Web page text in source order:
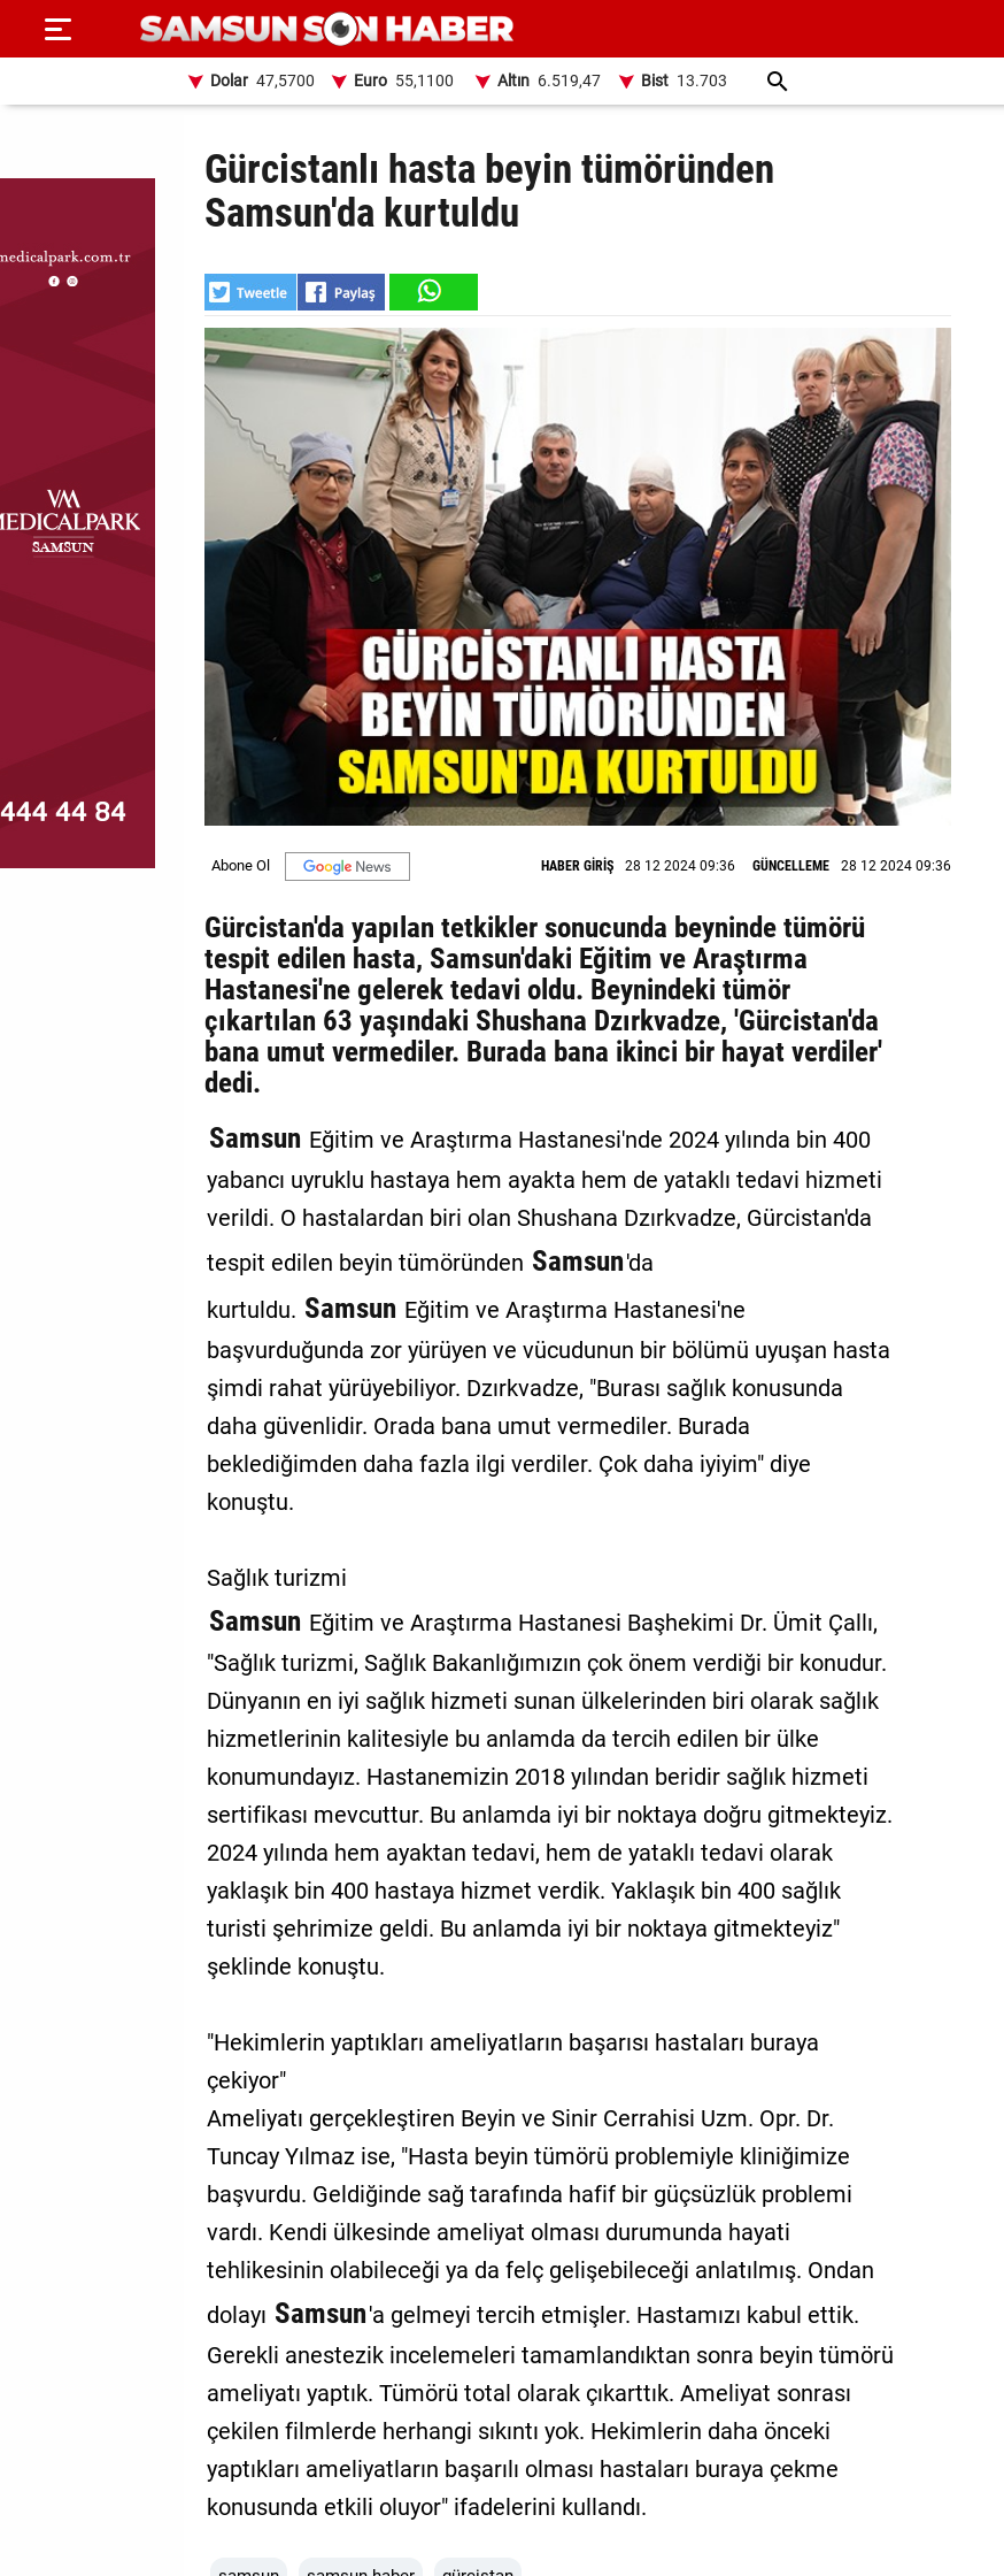
SAYFA
HABER
DÜNYA
MAGAZİN
Künye
İletişim
Dolar 47,5700 Euro 55,1100 Altın 6.519,47 Bist 13.703
Gürcistanlı hasta beyin tümöründen
Samsun'da kurtuldu
HABER GİRİŞ 28 12 2024 09:36 GÜNCELLEME 28 12 2024 09:36
Gürcistan'da yapılan tetkikler sonucunda beyninde tümörü
tespit edilen hasta, Samsun'daki Eğitim ve Araştırma
Hastanesi'ne gelerek tedavi oldu. Beynindeki tümör
çıkartılan 63 yaşındaki Shushana Dzırkvadze, 'Gürcistan'da
bana umut vermediler. Burada bana ikinci bir hayat verdiler'
dedi.
Samsun Eğitim ve Araştırma Hastanesi'nde 2024 yılında bin 400
yabancı uyruklu hastaya hem ayakta hem de yataklı tedavi hizmeti
verildi. O hastalardan biri olan Shushana Dzırkvadze, Gürcistan'da
tespit edilen beyin tümöründen Samsun'da
kurtuldu. Samsun Eğitim ve Araştırma Hastanesi'ne
başvurduğunda zor yürüyen ve vücudunun bir bölümü uyuşan hasta
şimdi rahat yürüyebiliyor. Dzırkvadze, "Burası sağlık konusunda
daha güvenlidir. Orada bana umut vermediler. Burada
beklediğimden daha fazla ilgi verdiler. Çok daha iyiyim" diye
konuştu.
Sağlık turizmi
Samsun Eğitim ve Araştırma Hastanesi Başhekimi Dr. Ümit Çallı,
"Sağlık turizmi, Sağlık Bakanlığımızın çok önem verdiği bir konudur.
Dünyanın en iyi sağlık hizmeti sunan ülkelerinden biri olarak sağlık
hizmetlerinin kalitesiyle bu anlamda da tercih edilen bir ülke
konumundayız. Hastanemizin 2018 yılından beridir sağlık hizmeti
sertifikası mevcuttur. Bu anlamda iyi bir noktaya doğru gitmekteyiz.
2024 yılında hem ayaktan tedavi, hem de yataklı tedavi olarak
yaklaşık bin 400 hastaya hizmet verdik. Yaklaşık bin 400 sağlık
turisti şehrimize geldi. Bu anlamda iyi bir noktaya gitmekteyiz"
şeklinde konuştu.
"Hekimlerin yaptıkları ameliyatların başarısı hastaları buraya
çekiyor"
Ameliyatı gerçekleştiren Beyin ve Sinir Cerrahisi Uzm. Opr. Dr.
Tuncay Yılmaz ise, "Hasta beyin tümörü problemiyle kliniğimize
başvurdu. Geldiğinde sağ tarafında hafif bir güçsüzlük problemi
vardı. Kendi ülkesinde ameliyat olması durumunda hayati
tehlikesinin olabileceği ya da felç gelişebileceği anlatılmış. Ondan
dolayı Samsun'a gelmeyi tercih etmişler. Hastamızı kabul ettik.
Gerekli anestezik incelemeleri tamamlandıktan sonra beyin tümörü
ameliyatı yaptık. Tümörü total olarak çıkarttık. Ameliyat sonrası
çekilen filmlerde herhangi sıkıntı yok. Hekimlerin daha önceki
yaptıkları ameliyatların başarılı olması hastaları buraya çekme
konusunda etkili oluyor" ifadelerini kullandı.